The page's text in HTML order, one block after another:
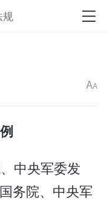
规
AA
中央军委发
务院、中央军